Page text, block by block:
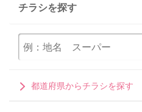
チラシを探す
都道府県からチラシを探す